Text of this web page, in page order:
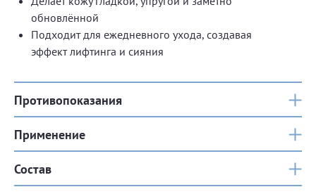
обновлённой
Подходит для ежедневного ухода, создавая
эффект лифтинга и сияния
Противопоказания
Применение
Состав